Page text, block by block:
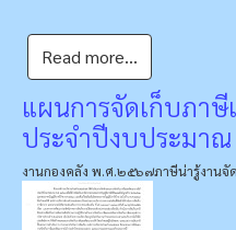
Read more...
แผนการจัดเก็บภา
ประจำปีงบประมา
งานกองคลัง พ.ศ.๒๕๖๗ภาษีน่ารู้งานจั